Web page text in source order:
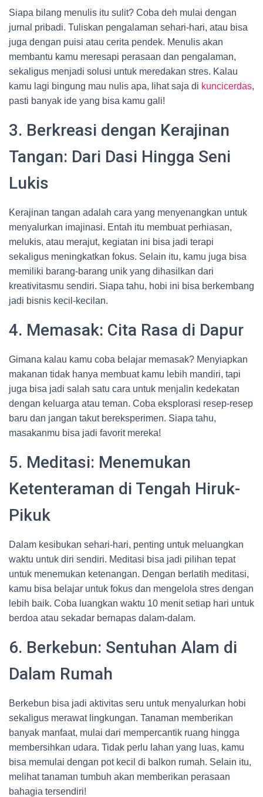
Siapa bilang menulis itu sulit? Coba deh mulai dengan
jurnal pribadi. Tuliskan pengalaman sehari-hari, atau bisa
juga dengan puisi atau cerita pendek. Menulis akan
membantu kamu meresapi perasaan dan pengalaman,
sekaligus menjadi solusi untuk meredakan stres. Kalau
kamu lagi bingung mau nulis apa, lihat saja di kuncicerdas,
pasti banyak ide yang bisa kamu gali!
3. Berkreasi dengan Kerajinan
Tangan: Dari Dasi Hingga Seni
Lukis
Kerajinan tangan adalah cara yang menyenangkan untuk
menyalurkan imajinasi. Entah itu membuat perhiasan,
melukis, atau merajut, kegiatan ini bisa jadi terapi
sekaligus meningkatkan fokus. Selain itu, kamu juga bisa
memiliki barang-barang unik yang dihasilkan dari
kreativitasmu sendiri. Siapa tahu, hobi ini bisa berkembang
jadi bisnis kecil-kecilan.
4. Memasak: Cita Rasa di Dapur
Gimana kalau kamu coba belajar memasak? Menyiapkan
makanan tidak hanya membuat kamu lebih mandiri, tapi
juga bisa jadi salah satu cara untuk menjalin kedekatan
dengan keluarga atau teman. Coba eksplorasi resep-resep
baru dan jangan takut bereksperimen. Siapa tahu,
masakanmu bisa jadi favorit mereka!
5. Meditasi: Menemukan
Ketenteraman di Tengah Hiruk-
Pikuk
Dalam kesibukan sehari-hari, penting untuk meluangkan
waktu untuk diri sendiri. Meditasi bisa jadi pilihan tepat
untuk menemukan ketenangan. Dengan berlatih meditasi,
kamu bisa belajar untuk fokus dan mengelola stres dengan
lebih baik. Coba luangkan waktu 10 menit setiap hari untuk
berdoa atau sekadar bernapas dalam-dalam.
6. Berkebun: Sentuhan Alam di
Dalam Rumah
Berkebun bisa jadi aktivitas seru untuk menyalurkan hobi
sekaligus merawat lingkungan. Tanaman memberikan
banyak manfaat, mulai dari mempercantik ruang hingga
membersihkan udara. Tidak perlu lahan yang luas, kamu
bisa memulai dengan pot kecil di balkon rumah. Selain itu,
melihat tanaman tumbuh akan memberikan perasaan
bahagia tersendiri!